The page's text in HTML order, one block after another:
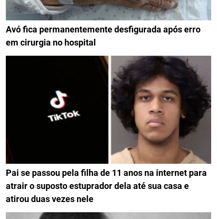
Avó fica permanentemente desfigurada após erro
em cirurgia no hospital
Pai se passou pela filha de 11 anos na internet para
atrair o suposto estuprador dela até sua casa e
atirou duas vezes nele